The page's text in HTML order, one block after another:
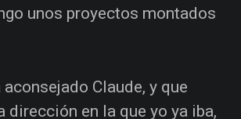
unos proyectos montados
aconsejado Claude, y que
dirección en la que yo ya iba,